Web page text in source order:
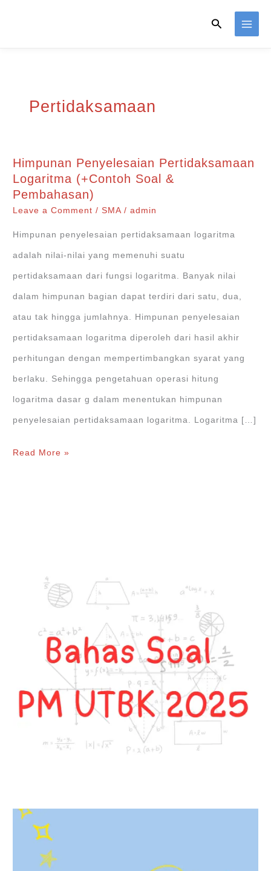
Search
Pertidaksamaan
Himpunan Penyelesaian Pertidaksamaan
Logaritma (+Contoh Soal &
Pembahasan)
Leave a Comment /SMA/admin
Himpunan penyelesaian pertidaksamaan logaritma
adalah nilai-nilai yang memenuhi suatu
pertidaksamaan dari fungsi logaritma. Banyak nilai
dalam himpunan bagian dapat terdiri dari satu, dua,
atau tak hingga jumlahnya. Himpunan penyelesaian
pertidaksamaan logaritma diperoleh dari hasil akhir
perhitungan dengan mempertimbangkan syarat yang
berlaku. Sehingga pengetahuan operasi hitung
logaritma dasar g dalam menentukan himpunan
penyelesaian pertidaksamaan logaritma. Logaritma […]
Himpunan
Pembahasan)
Read More »